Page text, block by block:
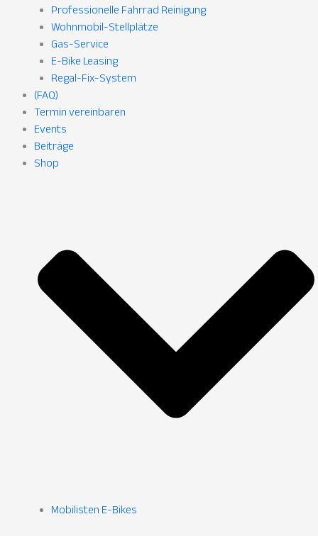
Professionelle Fahrrad Reinigung
Wohnmobil-Stellplätze
Gas-Service
E-Bike Leasing
Regal-Fix-System
(FAQ)
Termin vereinbaren
Events
Beiträge
Shop
Mobilisten E-Bikes